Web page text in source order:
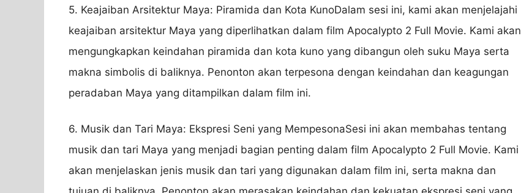
5. Keajaiban Arsitektur Maya: Piramida dan Kota KunoDalam sesi ini, kami akan menjelajahi
keajaiban arsitektur Maya yang diperlihatkan dalam film Apocalypto 2 Full Movie. Kami akan
mengungkapkan keindahan piramida dan kota kuno yang dibangun oleh suku Maya serta
makna simbolis di baliknya. Penonton akan terpesona dengan keindahan dan keagungan
peradaban Maya yang ditampilkan dalam film ini.
6. Musik dan Tari Maya: Ekspresi Seni yang MempesonaSesi ini akan membahas tentang
musik dan tari Maya yang menjadi bagian penting dalam film Apocalypto 2 Full Movie. Kami
akan menjelaskan jenis musik dan tari yang digunakan dalam film ini, serta makna dan